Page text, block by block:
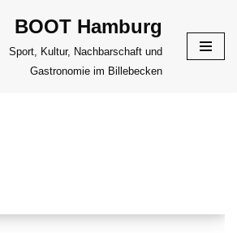
BOOT Hamburg
Sport, Kultur, Nachbarschaft und
Gastronomie im Billebecken